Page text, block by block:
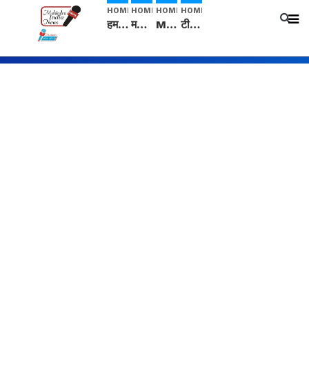
HOME
हम सनातनी..." सांसद kangana Ranaut से क्या बोली लड़की? Viral Jantar-Mantar | CJP protest
HOME
मनीषा हत्याकांड: हत्या, आत्महत्या या कोई बड़ा राज? | Full Story | Josh Haryana
HOME
Mangalsutra: हिंदू धर्म में शादी के बाद मंगलसूत्र क्यों पहनती है महिलाएं, किसने शुरु की ये परंपरा
HOME
टीम बीकेई ने एग्रीकल्चर ग्रेड की यूरिया खाद गट्टों में बदलकर टेक्निकल ग्रेड में बेचने वालों पर करवाई कार्रवाई: लखविंदर सिंह औलख